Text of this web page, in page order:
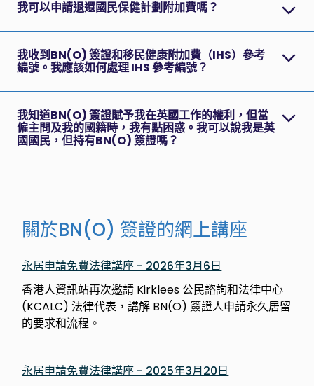
我可以申請退還國民保健計劃附加費嗎？
我收到BN(O) 簽證和移民健康附加費（IHS）參考
編號。我應該如何處理 IHS 參考編號？
我知道BN(O) 簽證賦予我在英國工作的權利，但當
僱主問及我的國籍時，我有點困惑。我可以說我是英
國國民，但持有BN(O) 簽證嗎？
關於BN(O) 簽證的網上講座
永居申請免費法律講座 - 2026年3月6日
香港人資訊站再次邀請 Kirklees 公民諮詢和法律中心
(KCALC) 法律代表，講解 BN(O) 簽證人申請永久居留
的要求和流程。
永居申請免費法律講座 - 2025年3月20日